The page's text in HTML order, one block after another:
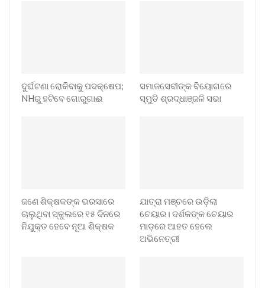
ଦୁର୍ଘଟଣା ରୋକିବାକୁ ପଦକ୍ଷେପ;
NHରୁ ହଟିବେ ଗୋରୁଗାଈ
ସମାଜସେବୀଙ୍କ ବିୟୋଗରେ
ସ୍ମୁତି ଶ୍ରଦ୍ଧାଞ୍ଜଳି ସଭା
ଜଣେ ଶିକ୍ଷକଙ୍କ ଭରସାରେ
ଚାଲୁଥିବା ସ୍କୁଲରେ ୧୫ ଦିନରେ
ନିଯୁକ୍ତ ହେବେ ନୂଆ ଶିକ୍ଷକ
ଯାତ୍ରା ମଞ୍ଚରେ ଉଡ଼ିଲା
ଚେୟାର। ଦର୍ଶକଙ୍କ ଚେୟାର
ମାଡ଼ରେ ଆହତ ହେଲେ
ଅଭିନେତ୍ରୀ